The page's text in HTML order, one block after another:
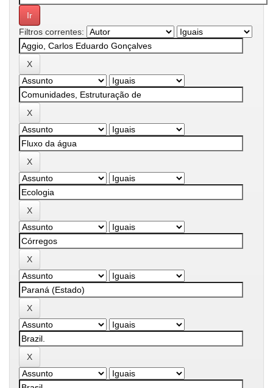
Filtros correntes: